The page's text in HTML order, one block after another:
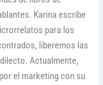
Karina escribe
para los
liberemos las
Actualmente,
el marketing con su